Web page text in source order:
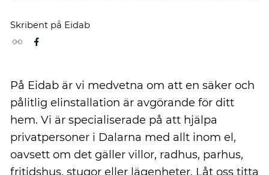
Skribent på Eidab
På Eidab är vi medvetna om att en säker och
pålitlig elinstallation är avgörande för ditt
hem. Vi är specialiserade på att hjälpa
privatpersoner i Dalarna med allt inom el,
oavsett om det gäller villor, radhus, parhus,
fritidshus, stugor eller lägenheter. Låt oss titta